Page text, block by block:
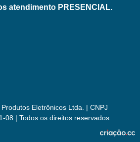
atendimento PRESENCIAL.
Eletrônicos Ltda. | CNPJ
08 | Todos os direitos reservados